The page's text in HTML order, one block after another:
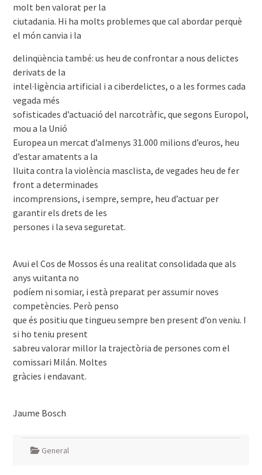
molt ben valorat per la
ciutadania. Hi ha molts problemes que cal abordar perquè
el món canvia i la
delinqüència també: us heu de confrontar a nous delictes
derivats de la
intel·ligència artificial i a ciberdelictes, o a les formes cada
vegada més
sofisticades d’actuació del narcotràfic, que segons Europol,
mou a la Unió
Europea un mercat d’almenys 31.000 milions d’euros, heu
d’estar amatents a la
lluita contra la violència masclista, de vegades heu de fer
front a determinades
incomprensions, i sempre, sempre, heu d’actuar per
garantir els drets de les
persones i la seva seguretat.
Avui el Cos de Mossos és una realitat consolidada que als
anys vuitanta no
podíem ni somiar, i està preparat per assumir noves
competències. Però penso
que és positiu que tingueu sempre ben present d’on veniu. I
si ho teniu present
sabreu valorar millor la trajectòria de persones com el
comissari Milán. Moltes
gràcies i endavant.
Jaume Bosch
General